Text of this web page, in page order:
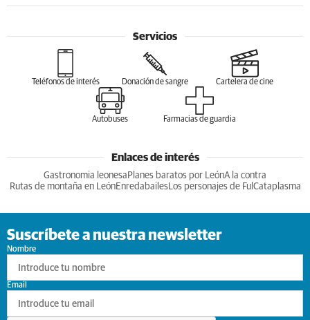
Servicios
Teléfonos de interés Donación de sangre Cartelera de cine
Autobuses Farmacias de guardia
Enlaces de interés
Gastronomia leonesa Planes baratos por LeónA la contra
Rutas de montaña en LeónEnredabailesLos personajes de Ful Cataplasma
Suscríbete a nuestra newsletter
Nombre
Email